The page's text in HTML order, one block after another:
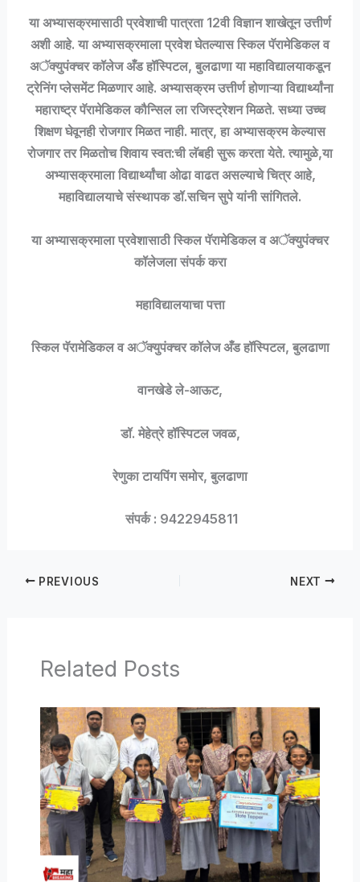
या अभ्यासक्रमासाठी प्रवेशाची पात्रता 12वी विज्ञान शाखेतून उत्तीर्ण
अशी आहे. या अभ्यासक्रमाला प्रवेश घेतल्यास स्किल पॅरामेडिकल व
अॅक्युपंक्चर कॉलेज अँड हॉस्पिटल, बुलढाणा या महाविद्यालयाकडून
ट्रेनिंग प्लेसमेंट मिळणार आहे. अभ्यासक्रम उत्तीर्ण होणाऱ्या विद्यार्थ्यांना
महाराष्ट्र पॅरामेडिकल कौन्सिल ला रजिस्ट्रेशन मिळते. सध्या उच्च
शिक्षण घेवूनही रोजगार मिळत नाही. मात्र, हा अभ्यासक्रम केल्यास
रोजगार तर मिळतोच शिवाय स्वत:ची लॅबही सुरू करता येते. त्यामुळे,या
अभ्यासक्रमाला विद्यार्थ्यांचा ओढा वाढत असल्याचे चित्र आहे,
महाविद्यालयाचे संस्थापक डॉ.सचिन सुपे यांनी सांगितले.
या अभ्यासक्रमाला प्रवेशासाठी स्किल पॅरामेडिकल व अॅक्युपंक्चर
कॉलेजला संपर्क करा
महाविद्यालयाचा पत्ता
स्किल पॅरामेडिकल व अॅक्युपंक्चर कॉलेज अँड हॉस्पिटल, बुलढाणा
वानखेडे ले-आऊट,
डॉ. मेहेत्रे हॉस्पिटल जवळ,
रेणुका टायपिंग समोर, बुलढाणा
संपर्क : 9422945811
PREVIOUS NEXT
Related Posts